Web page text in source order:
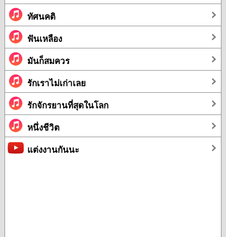
ทัศนคติ
ฟันเหลือง
มันก็สมควร
รักเราไม่เก่าเลย
รักจักรยานที่สุดในโลก
หนึ่งชีวิต
แต่งงานกันนะ